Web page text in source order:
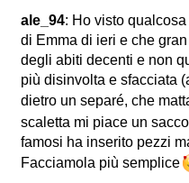
ale_94: Ho visto
di Emma di ieri e che
degli abiti decenti e non
più disinvolta e sfacciata
dietro un separé, che
scaletta mi piace un
famosi ha inserito pezzi
Facciamola più semplice